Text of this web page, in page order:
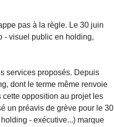
pas à la règle. Le 30 juin
- visuel public en holding,
services proposés. Depuis
dont le terme même renvoie
opposition au projet les
un préavis de grève pour le 30
- exécutive...) marque